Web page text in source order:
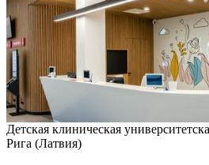
Детская клиническая
Рига (Латвия)